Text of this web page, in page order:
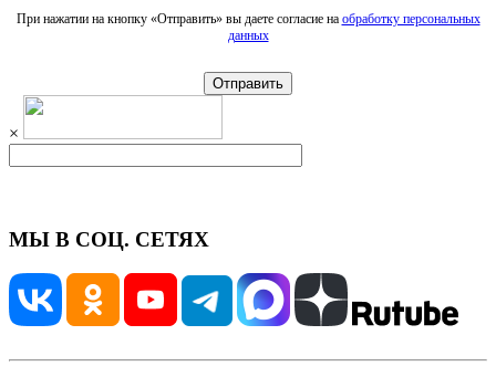
При нажатии на кнопку «Отправить» вы даете согласие на обработку персональных
данных
Отправить
×
МЫ В СОЦ. СЕТЯХ